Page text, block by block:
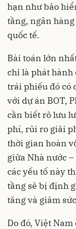
hạn như bảo
tầng, ngân
quốc tế.
Bài toán lớn
chỉ là phát hành
trái phiếu đó có
với dự án BOT,
cần biết rõ lưu
phí, rủi ro giải
thời gian hoàn
giữa Nhà nước
các yếu tố này
tầng sẽ bị định
tăng và giảm
Do đó, Việt